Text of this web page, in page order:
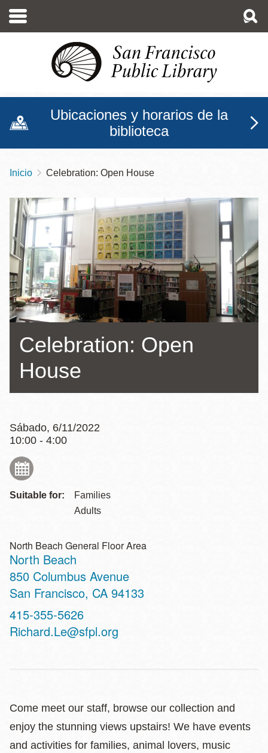
contenido
Ubicaciones y horarios de la
biblioteca
Sobrescribir
enlaces
de
ayuda
a
la
navegación
Inicio Celebration: Open House
Celebration: Open
House
Sábado, 6/11/2022
10:00 - 4:00
Suitable for:
Families
Adults
North Beach General Floor Area
North Beach
Address
850 Columbus Avenue
San Francisco, CA 94133
Contact
Telephone
415-355-5626
Richard.Le@sfpl.org
Come meet our staff, browse our collection and
enjoy the stunning views upstairs! We have events
and activities for families, animal lovers, music